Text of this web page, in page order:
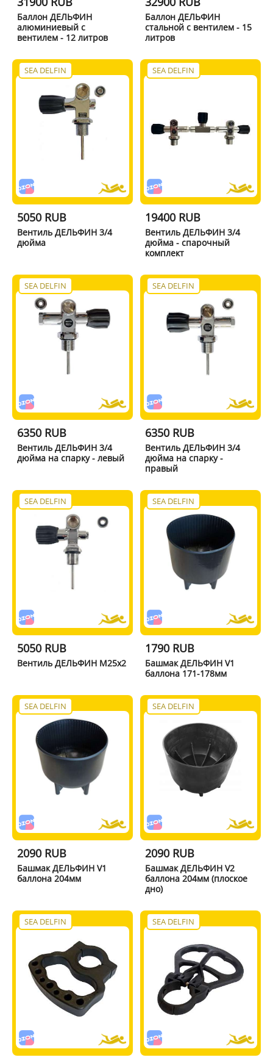
Баллон ДЕЛЬФИН
алюминиевый с
вентилем - 12 литров
Баллон ДЕЛЬФИН
стальной с вентилем - 15
литров
SEA DELFIN
5050 RUB
Вентиль ДЕЛЬФИН 3/4
дюйма
SEA DELFIN
19400 RUB
Вентиль ДЕЛЬФИН 3/4
дюйма - спарочный
комплект
SEA DELFIN
6350 RUB
Вентиль ДЕЛЬФИН 3/4
дюйма на спарку - левый
SEA DELFIN
6350 RUB
Вентиль ДЕЛЬФИН 3/4
дюйма на спарку -
правый
SEA DELFIN
5050 RUB
Вентиль ДЕЛЬФИН М25х2
SEA DELFIN
1790 RUB
Башмак ДЕЛЬФИН V1
баллона 171-178мм
SEA DELFIN
2090 RUB
Башмак ДЕЛЬФИН V1
баллона 204мм
SEA DELFIN
2090 RUB
Башмак ДЕЛЬФИН V2
баллона 204мм (плоское
дно)
SEA DELFIN SEA DELFIN